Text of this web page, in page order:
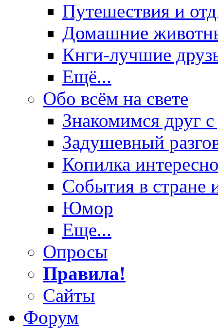
Путешествия и
Домашние
Кнги-лучшие
Ещё...
Обо всём на свете
Знакомимся друг
Задушевный
Копилка
События в стране
Юмор
Еще...
Опросы
Правила!
Сайты
Форум